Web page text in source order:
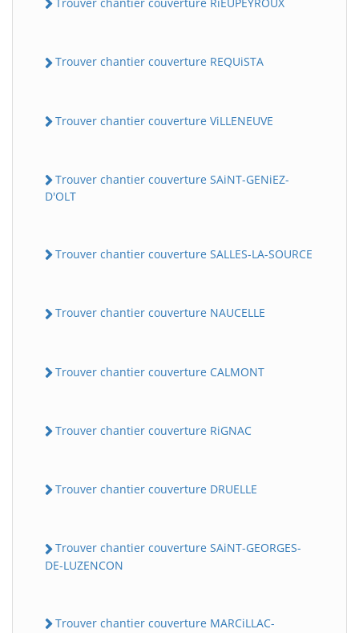
Trouver chantier couverture REQUiSTA
Trouver chantier couverture ViLLENEUVE
Trouver chantier couverture SAiNT-GENiEZ-
D'OLT
Trouver chantier couverture SALLES-LA-SOURCE
Trouver chantier couverture NAUCELLE
Trouver chantier couverture CALMONT
Trouver chantier couverture RiGNAC
Trouver chantier couverture DRUELLE
Trouver chantier couverture SAiNT-GEORGES-
DE-LUZENCON
Trouver chantier couverture MARCiLLAC-